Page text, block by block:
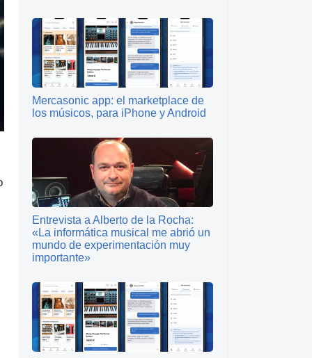
Mercasonic app: el marketplace de
los músicos, para iPhone y Android
Entrevista a Alberto de la Rocha:
«La informática musical me abrió un
mundo de experimentación muy
importante»